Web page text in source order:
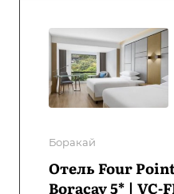
Боракай
Отель Four
Boracay 5* | VC-